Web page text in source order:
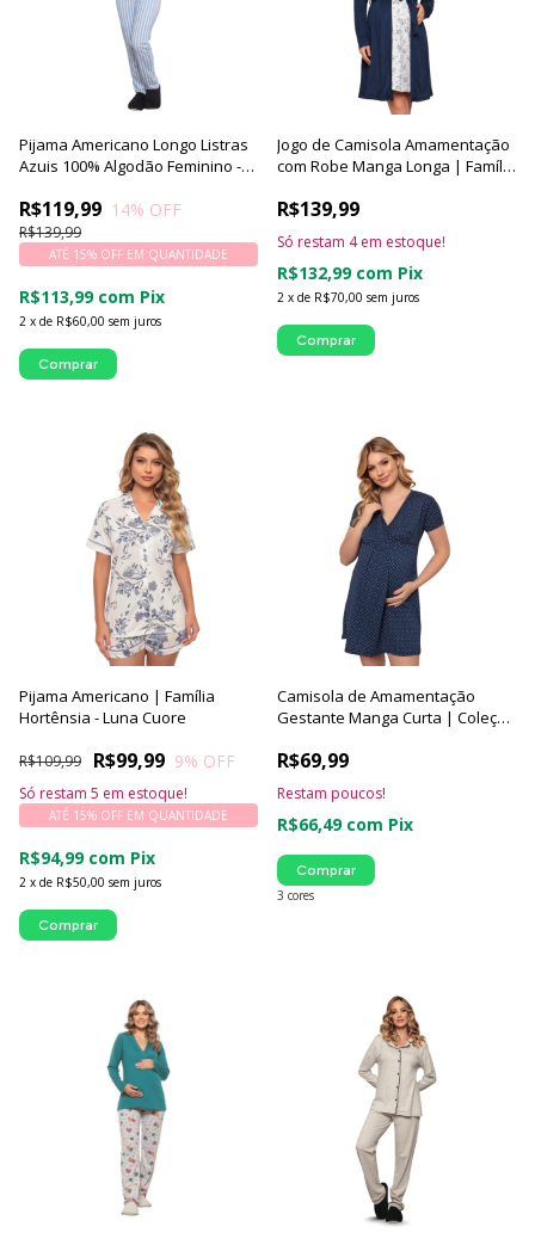
Pijama Americano Longo Listras
Azuis 100% Algodão Feminino -
R$119,99
R$139,99
14% OFF
2 x de R$60,00 sem juros
ATÉ 15% OFF EM QUANTIDADE
R$113,99 com Pix
Comprar
Jogo de Camisola Amamentação
com Robe Manga Longa | Família
R$139,99
2 x de R$70,00 sem juros
R$132,99 com Pix
Só restam 4em estoque!
Comprar
Pijama Americano | Família
Hortênsia - Luna Cuore
R$99,99
R$109,99 9% OFF
2 x de R$50,00 sem juros
ATÉ 15% OFF EM QUANTIDADE
R$94,99 com Pix
Só restam 5 em estoque!
Comprar
Camisola de Amamentação
Gestante Manga Curta | Coleção
R$69,99
R$66,49 com Pix
Restam poucos!
3 cores
Comprar